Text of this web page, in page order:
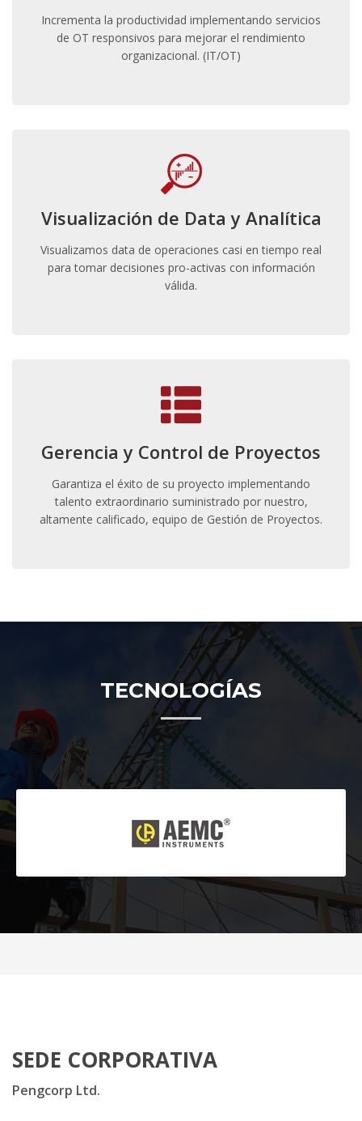
Incrementa la productividad implementando servicios
de OT responsivos para mejorar el rendimiento
organizacional. (IT/OT)
Visualización de Data y Analítica
Visualizamos data de operaciones casi en tiempo real
para tomar decisiones pro-activas con información
válida.
Gerencia y Control de Proyectos
Garantiza el éxito de su proyecto implementando
talento extraordinario suministrado por nuestro,
altamente calificado, equipo de Gestión de Proyectos.
TECNOLOGÍAS
SEDE CORPORATIVA
Pengcorp Ltd.